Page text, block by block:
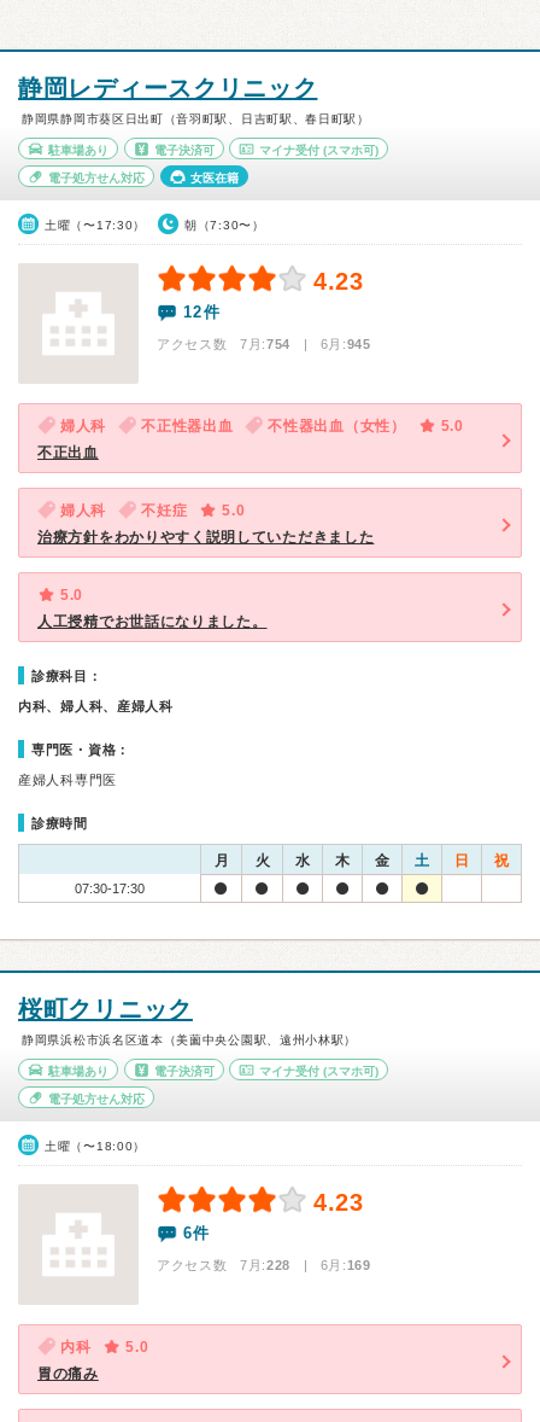
静岡レディースクリニック
静岡県静岡市葵区日出町（音羽町駅、日吉町駅、春日町駅）
駐車場あり 電子決済可 マイナ受付 (スマホ可)
電子処方せん対応 女医在籍
土曜（〜17:30） 朝（7:30〜）
4.23
12件
アクセス数 7月:754 | 6月:945
婦人科 不正性器出血 不性器出血（女性）
5.0
不正出血
婦人科 不妊症
5.0
治療方針をわかりやすく説明していただきました
5.0
人工授精でお世話になりました。
診療科目：
内科、婦人科、産婦人科
専門医・資格：
産婦人科専門医
診療時間
月 火 水 木 金 土 日 祝
07:30-17:30
桜町クリニック
静岡県浜松市浜名区道本（美薗中央公園駅、遠州小林駅）
駐車場あり 電子決済可 マイナ受付 (スマホ可)
電子処方せん対応
土曜（〜18:00）
4.23
6件
アクセス数 7月:228 | 6月:169
内科
5.0
胃の痛み